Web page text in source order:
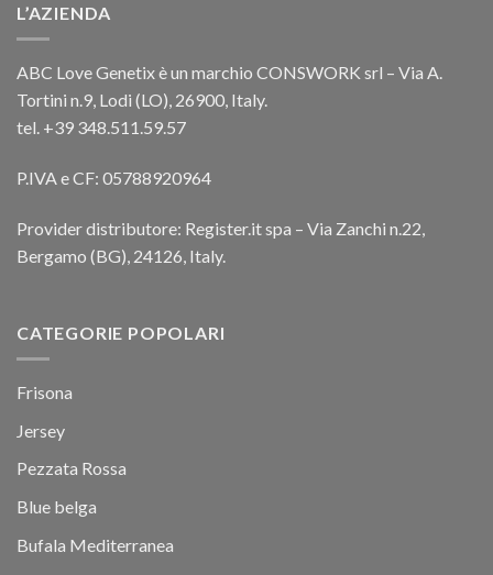
L’AZIENDA
ABC Love Genetix è un marchio CONSWORK srl – Via A.
Tortini n.9, Lodi (LO), 26900, Italy.
tel. +39 348.511.59.57
P.IVA e CF: 05788920964
Provider distributore: Register.it spa – Via Zanchi n.22,
Bergamo (BG), 24126, Italy.
CATEGORIE POPOLARI
Frisona
Jersey
Pezzata Rossa
Blue belga
Bufala Mediterranea